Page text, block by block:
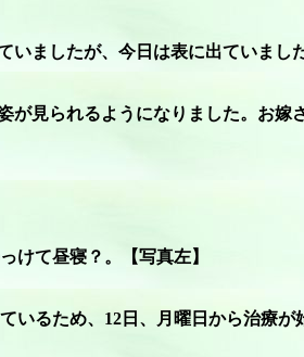
いましたが、今日は表に出ていま
が見られるようになりました。お
けて昼寝？。【写真左】
いるため、12日、月曜日から治療